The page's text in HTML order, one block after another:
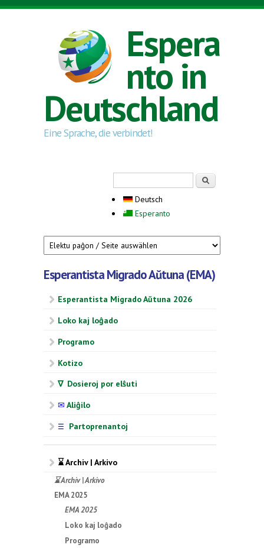
Direkt zum Inhalt
Espera
nto in
Deutschland
Eine Sprache, die verbindet!
Deutsch
Esperanto
Esperantista Migrado Aŭtuna (EMA)
Esperantista Migrado Aŭtuna 2026
Loko kaj loĝado
Programo
Kotizo
∇ Dosieroj por elŝuti
✉ Aliĝilo
☰ Partoprenantoj
⌛ Archiv | Arkivo
⌛ Archiv | Arkivo
EMA 2025
EMA 2025
Loko kaj loĝado
Programo